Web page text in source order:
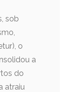
sob
o
a
do
atraiu